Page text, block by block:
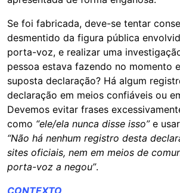
Se foi fabricada, deve-se tentar
desmentido da figura pública
porta-voz, e realizar uma
pessoa estava fazendo no momento
suposta declaração? Há algum
declaração em meios confiáveis ou
Devemos evitar frases
como “ele/ela nunca disse isso”e
“Não há nenhum registro desta
sites oficiais, nem em meios de
porta-voz a negou”.
CONTEXTO